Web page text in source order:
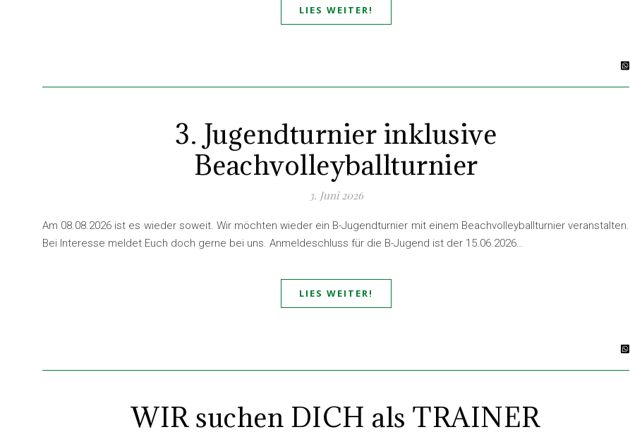
LIES WEITER!
3. Jugendturnier inklusive
Beachvolleyballturnier
3. Juni 2026
Am 08.08.2026 ist es wieder soweit. Wir möchten wieder ein B-Jugendturnier mit einem Beachvolleyballturnier veranstalten.
Bei Interesse meldet Euch doch gerne bei uns. Anmeldeschluss für die B-Jugend ist der 15.06.2026…
LIES WEITER!
WIR suchen DICH als TRAINER